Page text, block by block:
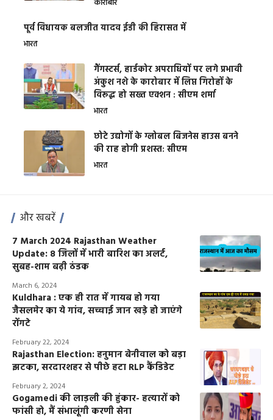
कारोबार
पूर्व विधायक बलजीत यादव ईडी की हिरासत में
भारत
गैंगस्टर्स, हार्डकोर अपराधियों पर लगे प्रभावी
अंकुश नशे के कारोबार में लिप्त गिरोहों के
विरूद्ध हो सख्त एक्शन : सीएम शर्मा
भारत
छोटे उद्योगों के ग्लोबल बिजनेस हाउस बनने
की राह होगी प्रशस्त: सीएम
भारत
और खबरें
7 March 2024 Rajasthan Weather
Update: 8 जिलों में भारी बारिश का अलर्ट,
सुबह-शाम बढ़ी ठंडक
March 6, 2024
Kuldhara : एक ही रात में गायब हो गया
जैसलमेर का ये गांव, सच्चाई जान खड़े हो जाएंगे
रोंगटे
February 22, 2024
Rajasthan Election: हनुमान बेनीवाल को बड़ा
झटका, सरदारशहर से पीछे हटा RLP कैंडिडेट
February 2, 2024
Gogamedi की लाड़ली की हुंकार- हत्यारों को
फांसी हो, मैं संभालूंगी करणी सेना